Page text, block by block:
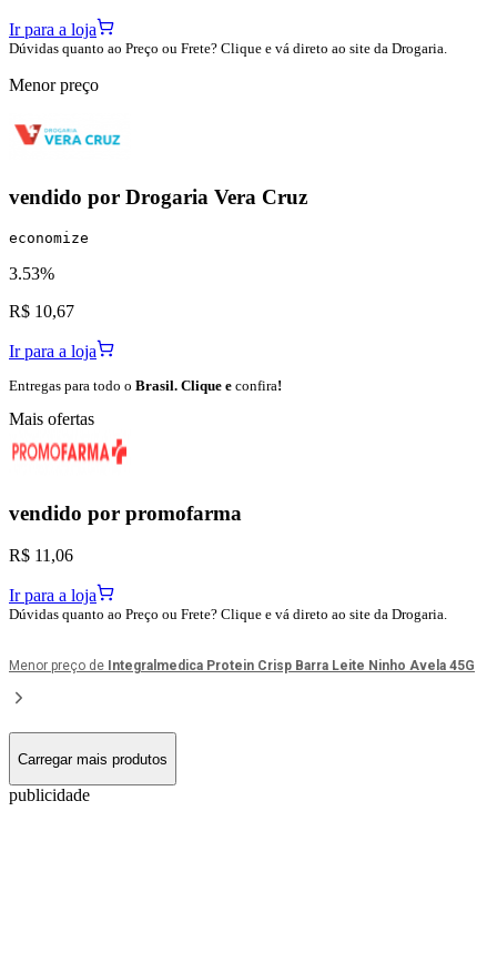
Ir para a loja
Dúvidas quanto ao Preço ou Frete? Clique e vá direto ao site da Drogaria.
Menor preço
vendido por Drogaria Vera Cruz
economize
3.53%
R$ 10,67
Ir para a loja
Entregas para todo o Brasil. Clique e confira!
Mais ofertas
vendido por promofarma
R$ 11,06
Ir para a loja
Dúvidas quanto ao Preço ou Frete? Clique e vá direto ao site da Drogaria.
Menor preço de Integralmedica Protein Crisp Barra Leite Ninho Avela 45G
Carregar mais produtos
publicidade